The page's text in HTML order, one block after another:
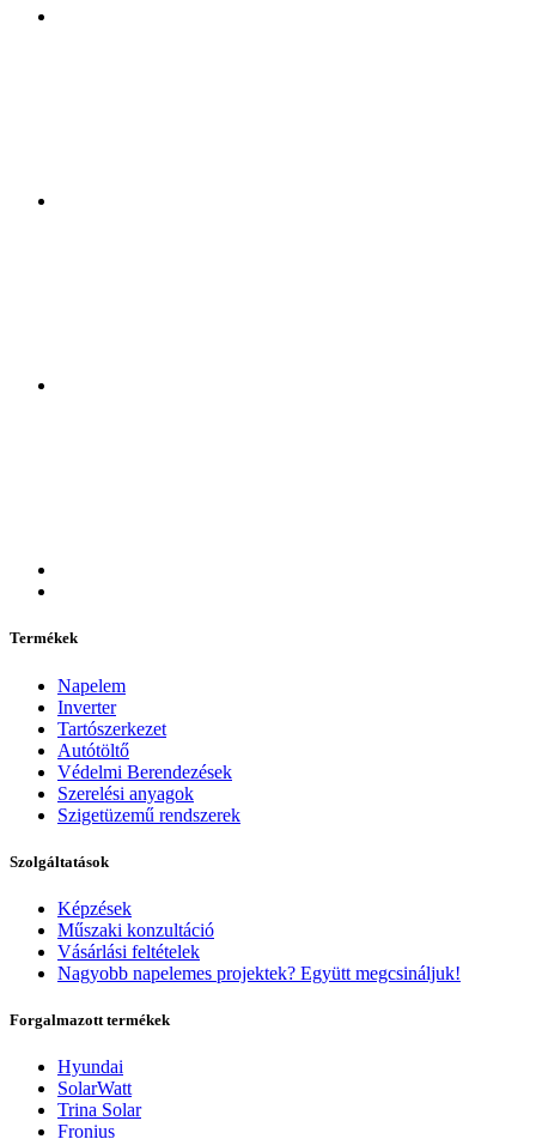
Termékek
Napelem
Inverter
Tartószerkezet
Autótöltő
Védelmi Berendezések
Szerelési anyagok
Szigetüzemű rendszerek
Szolgáltatások
Képzések
Műszaki konzultáció
Vásárlási feltételek
Nagyobb napelemes projektek? Együtt megcsináljuk!
Forgalmazott termékek
Hyundai
SolarWatt
Trina Solar
Fronius